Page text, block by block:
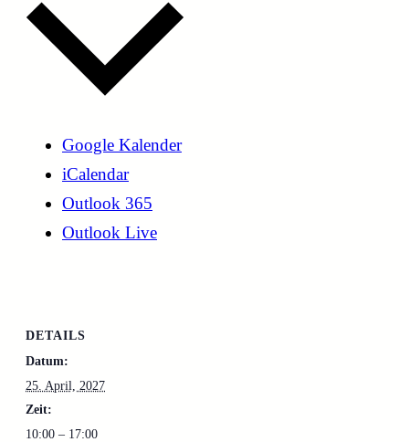
Google Kalender
iCalendar
Outlook 365
Outlook Live
DETAILS
Datum:
25. April, 2027
Zeit:
10:00 – 17:00